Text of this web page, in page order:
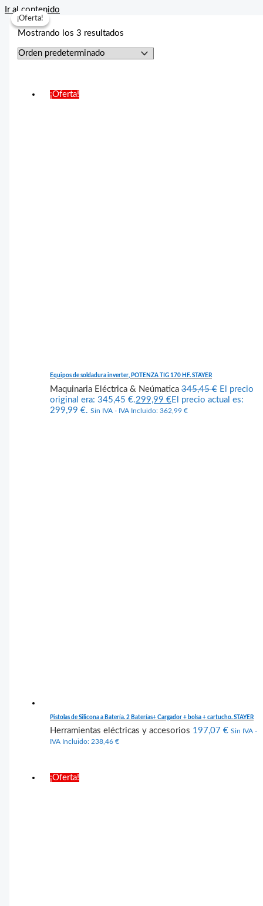
Ir al contenido
Mostrando los 3 resultados
¡Oferta!
¡Oferta!
Equipos de soldadura inverter, POTENZA TIG 170 HF. STAYER
Maquinaria Eléctrica & Neúmatica345,45€ El precio
original era: 345,45 €.299,99€El precio actual es:
299,99 €. Sin IVA - IVA Incluido:362,99€
Pistolas de Silicona a Batería. 2 Baterías+ Cargador + bolsa + cartucho. STAYER
Herramientas eléctricas y accesorios 197,07€ Sin IVA -
IVA Incluido: 238,46€
¡Oferta!
¡Oferta!